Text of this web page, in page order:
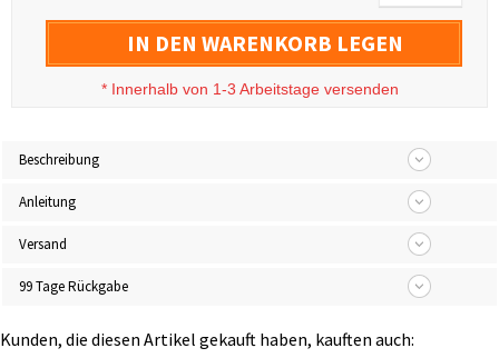
IN DEN WARENKORB LEGEN
* Innerhalb von 1-3 Arbeitstage versenden
Beschreibung
Anleitung
Versand
99 Tage Rückgabe
Kunden, die diesen Artikel gekauft haben, kauften auch: